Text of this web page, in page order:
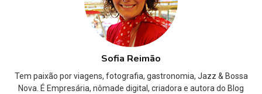
Sofia Reimão
Tem paixão por viagens, fotografia, gastronomia, Jazz & Bossa
Nova. É Empresária, nômade digital, criadora e autora do Blog